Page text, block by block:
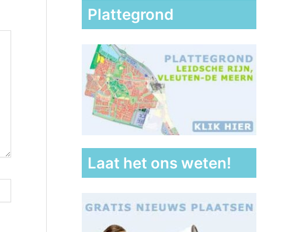
Plattegrond
Laat het ons weten!